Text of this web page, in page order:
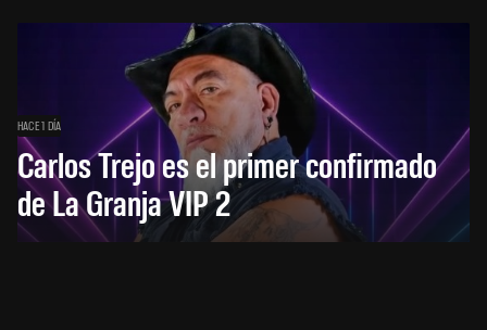
HACE 1 DÍA
Carlos Trejo es el primer confirmado
de La Granja VIP 2